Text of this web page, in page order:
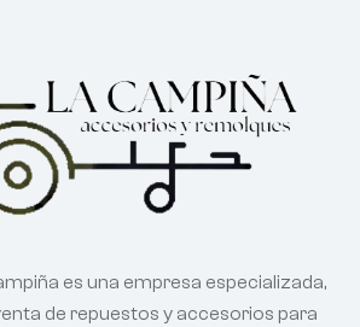
es una empresa especializada,
de repuestos y accesorios para